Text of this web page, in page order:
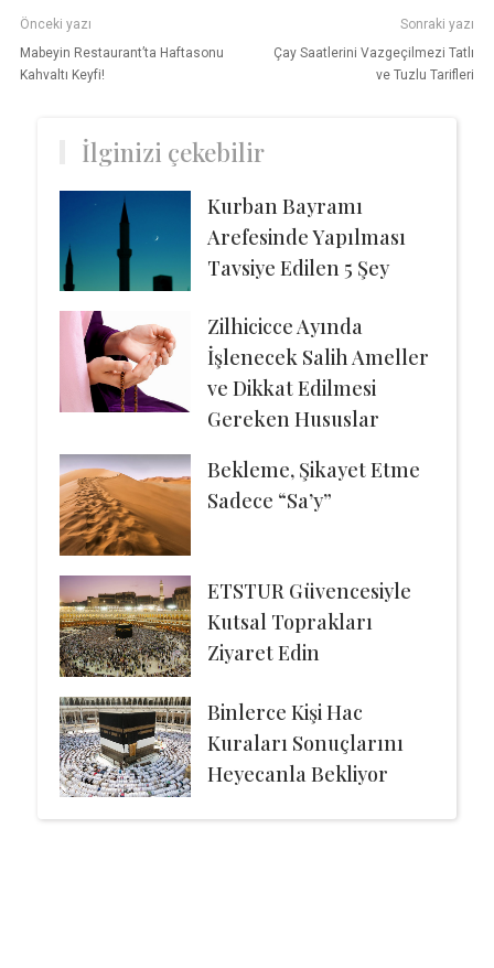
Önceki yazı
Mabeyin Restaurant’ta Haftasonu
Kahvaltı Keyfi!
Sonraki yazı
Çay Saatlerini Vazgeçilmezi Tatlı
ve Tuzlu Tarifleri
İlginizi çekebilir
Kurban Bayramı
Arefesinde Yapılması
Tavsiye Edilen 5 Şey
Zilhicicce Ayında
İşlenecek Salih Ameller
ve Dikkat Edilmesi
Gereken Hususlar
Bekleme, Şikayet Etme
Sadece “Sa’y”
ETSTUR Güvencesiyle
Kutsal Toprakları
Ziyaret Edin
Binlerce Kişi Hac
Kuraları Sonuçlarını
Heyecanla Bekliyor